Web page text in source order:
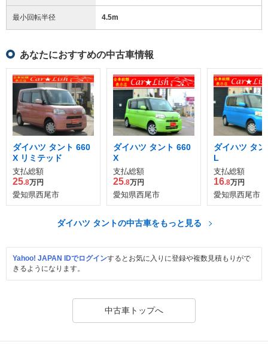
最小回転半径 4.5m
あなたにおすすめの中古車情報
ダイハツ タント 660
X リミテッド
支払総額
25.8万円
愛知県西尾市
ダイハツ タント 660
X
支払総額
25.8万円
愛知県西尾市
ダイハツ タ
L
支払総額
16.8万円
愛知県西尾市
ダイハツ タントの中古車をもっと見る
Yahoo! JAPAN IDでログインするとお気に入りに登録や複数見積もりがで
きるようになります。
中古車トップへ